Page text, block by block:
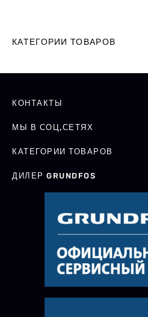
КАТЕГОРИИ ТОВАРОВ
КОНТАКТЫ
МЫ В СОЦ,СЕТЯХ
КАТЕГОРИИ ТОВАРОВ
ДИЛЕР GRUNDFOS